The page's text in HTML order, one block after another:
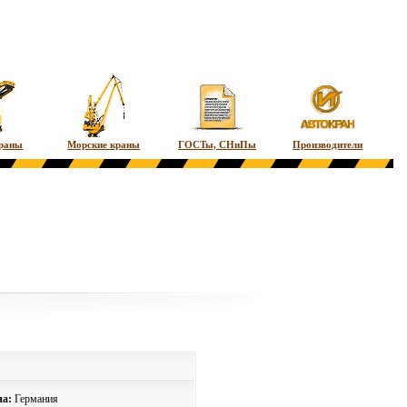
Морские краны ГОСТы, СНиПы Производители
Германия